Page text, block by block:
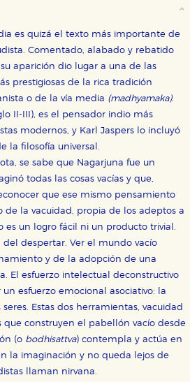
es quizá el texto más importante de
Comentado, alabado y rebatido
aparición dio lugar a una de las
prestigiosas de la rica tradición
o de la vía media (madhyamaka).
II-III), es el pensador indio más
modernos, y Karl Jaspers lo incluyó
la filosofía universal.
se sabe que Nagarjuna fue un
todas las cosas vacías y que,
que ese mismo pensamiento
de la vacuidad, propia de los adeptos a
es un logro fácil ni un producto trivial.
del despertar. Ver el mundo vacío
y de la adopción de una
El esfuerzo intelectual deconstructivo
esfuerzo emocional asociativo: la
Estas dos herramientas, vacuidad
que construyen el pabellón vacío desde
(o bodhisattva) contempla y actúa en
la imaginación y no queda lejos de
llaman nirvana.
para que nuestro sitio
posible hacerlo desde el
ese caso es posible que algunas
y analíticas
para mejorar su experiencia
el funcionamiento de
Almacenan configuraciones de
no tenga que reconfigurarlos cada